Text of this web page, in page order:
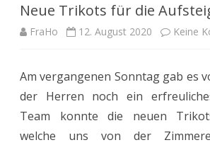
Neue Trikots für die
FraHo 12. August 2020 Keine
Am vergangenen Sonntag gab es
der Herren noch ein
Team konnte die neuen
welche uns von der